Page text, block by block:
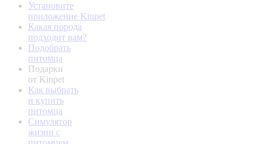
Установите
приложение Kinpet
Какая порода
подходит вам?
Подобрать
питомца
Подарки
от Kinpet
Как выбрать
и купить
питомца
Симулятор
жизни с